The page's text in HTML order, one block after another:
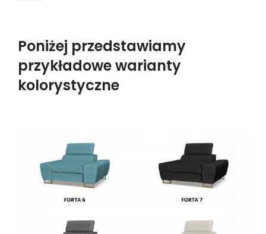
Poniżej przedstawiamy
przykładowe warianty
kolorystyczne